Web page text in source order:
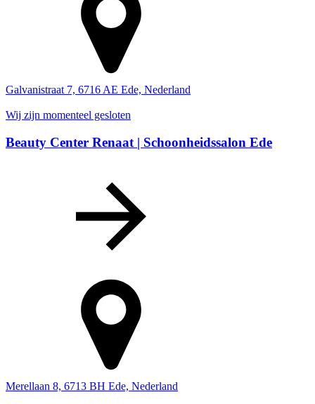
Galvanistraat 7, 6716 AE Ede, Nederland
Wij zijn momenteel gesloten
Beauty Center Renaat | Schoonheidssalon Ede
Merellaan 8, 6713 BH Ede, Nederland